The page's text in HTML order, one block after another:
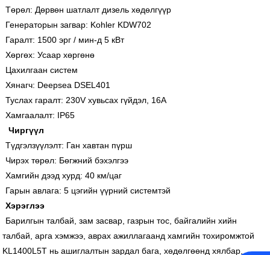
Төрөл: Дөрвөн шатлалт дизель хөдөлгүүр
Генераторын загвар: Kohler KDW702
Гаралт: 1500 эрг / мин-д 5 кВт
Хөргөх: Усаар хөргөнө
Цахилгаан систем
Хянагч: Deepsea DSEL401
Туслах гаралт: 230V хувьсах гүйдэл, 16А
Хамгаалалт: IP65
Чиргүүл
Түдгэлзүүлэлт: Ган хавтан пүрш
Чирэх төрөл: Бөгжний бэхэлгээ
Хамгийн дээд хурд: 40 км/цаг
Гарын авлага: 5 цэгийн үүрний системтэй
Хэрэглээ
Барилгын талбай, зам засвар, газрын тос, байгалийн хийн
талбай, арга хэмжээ, аврах ажиллагаанд хамгийн тохиромжтой
KL1400L5T нь ашиглалтын зардал бага, хөдөлгөөнд хялбар,